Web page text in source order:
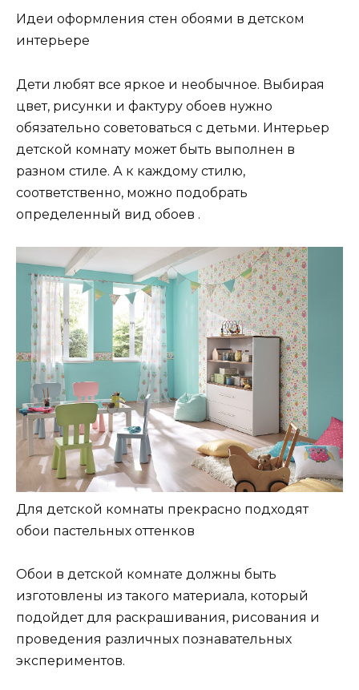
Идеи оформления стен обоями в детском
интерьере
Дети любят все яркое и необычное. Выбирая
цвет, рисунки и фактуру обоев нужно
обязательно советоваться с детьми. Интерьер
детской комнату может быть выполнен в
разном стиле. А к каждому стилю,
соответственно, можно подобрать
определенный вид обоев .
Для детской комнаты прекрасно подходят
обои пастельных оттенков
Обои в детской комнате должны быть
изготовлены из такого материала, который
подойдет для раскрашивания, рисования и
проведения различных познавательных
экспериментов.